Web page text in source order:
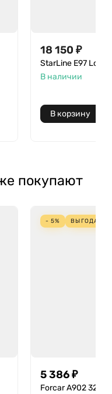
18 150 ₽
StarLine E97 LoRa
В наличии
В корзину
покупают
- 5% ВЫГОДА
5 386 ₽
Forcar A902 32-2